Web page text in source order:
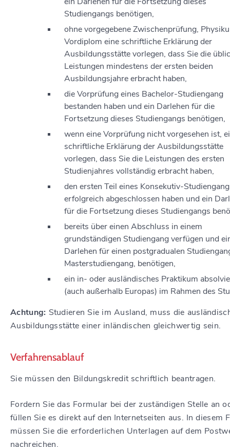
Studiengangs benötigen,
ohne vorgegebene Zwischenprüfung,
Vordiplom eine schriftliche Erklärung der
Ausbildungsstätte vorlegen, dass Sie die
Leistungen mindestens der ersten beiden
Ausbildungsjahre erbracht haben,
die Vorprüfung eines Bachelor-Studiengang
bestanden haben und ein Darlehen für die
Fortsetzung dieses Studiengangs benötigen,
wenn eine Vorprüfung nicht vorgesehen ist,
schriftliche Erklärung der Ausbildungsstätte
vorlegen, dass Sie die Leistungen des ersten
Studienjahres vollständig erbracht haben,
den ersten Teil eines Konsekutiv-
erfolgreich abgeschlossen haben und ein
für die Fortsetzung dieses Studiengangs
bereits über einen Abschluss in einem
grundständigen Studiengang verfügen und
Darlehen für einen postgradualen
Masterstudiengang, benötigen,
ein in- oder ausländisches Praktikum
(auch außerhalb Europas) im Rahmen des
Achtung: Studieren Sie im Ausland, muss die
Ausbildungsstätte einer inländischen gleichwertig sein.
Verfahrensablauf
Sie müssen den Bildungskredit schriftlich beantragen.
Fordern Sie das Formular bei der zuständigen Stelle an
füllen Sie es direkt auf den Internetseiten aus. In diesem
müssen Sie die erforderlichen Unterlagen auf dem
nachreichen.